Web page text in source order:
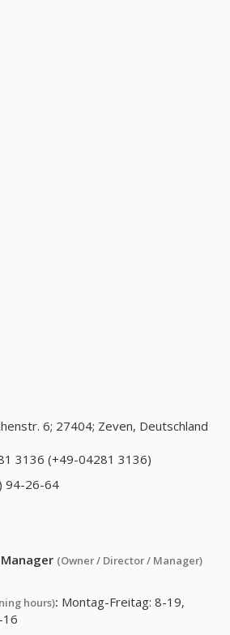
6; 27404; Zeven, Deutschland
3136 (+49-04281 3136)
94-26-64
(Owner / Director / Manager)
hours): Montag-Freitag: 8-19,
16